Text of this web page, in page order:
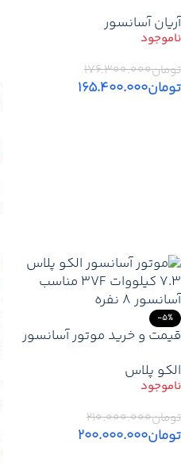
قیمت و خرید
آریان آسانسور
تومان۱۷۶.۳۰۰.۰۰۰
تومان۱۶۵.۴۰۰.۰۰۰
-5%
قیمت و خرید موتور آسانسور
نفره
الکو پلاس
تومان۲۱۰.۰۰۰.۰۰۰
تومان۲۰۰.۰۰۰.۰۰۰